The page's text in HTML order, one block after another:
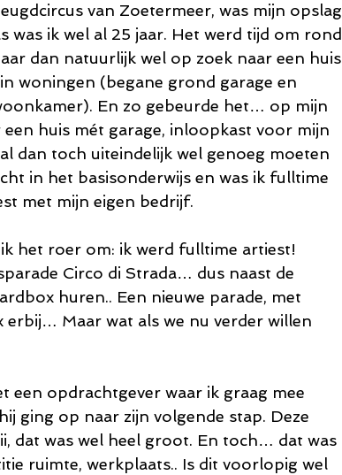
van Zoetermeer, was mijn opslag
was ik wel al 25 jaar. Het werd tijd om rond
dan natuurlijk wel op zoek naar een huis
woningen (begane grond garage en
En zo gebeurde het… op mijn
huis mét garage, inloopkast voor mijn
dan toch uiteindelijk wel genoeg moeten
in het basisonderwijs en was ik fulltime
met mijn eigen bedrijf.
het roer om: ik werd fulltime artiest!
Circo di Strada… dus naast de
huren.. Een nieuwe parade, met
erbij… Maar wat als we nu verder willen
een opdrachtgever waar ik graag mee
ging op naar zijn volgende stap. Deze
dat was wel heel groot. En toch… dat was
ruimte, werkplaats.. Is dit voorlopig wel